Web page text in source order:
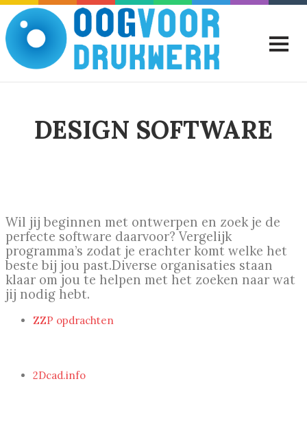
DESIGN SOFTWARE
Wil jij beginnen met ontwerpen en zoek je de
perfecte software daarvoor? Vergelijk
programma’s zodat je erachter komt welke het
beste bij jou past.Diverse organisaties staan
klaar om jou te helpen met het zoeken naar wat
jij nodig hebt.
ZZP opdrachten
2Dcad.info